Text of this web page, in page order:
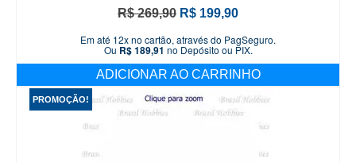
R$269,90 O
original
era:
R$ 269,90.
R$ 199,90O
atual
R$ 199,90.
Em até 12x no cartão, através do PagSeguro.
Ou R$189,91 no Depósito ou PIX.
ADICIONAR AO CARRINHO
PROMOÇÃO!